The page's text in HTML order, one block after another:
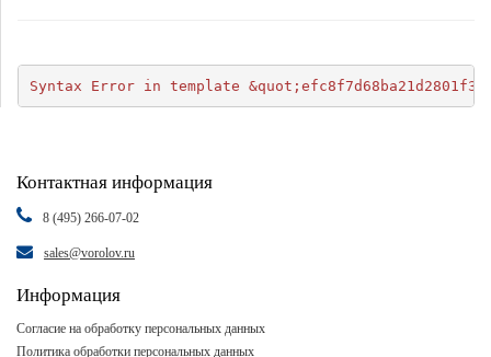
Syntax Error in template
Контактная информация
8 (495) 266-07-02
sales@vorolov.ru
Информация
Согласие на обработку персональных данных
Политика обработки персональных данных